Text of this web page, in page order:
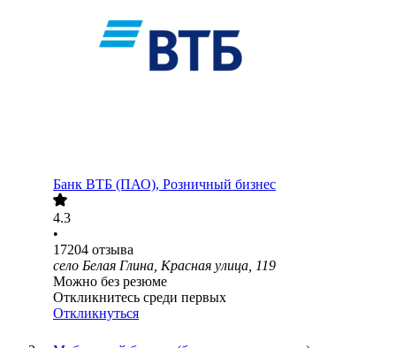
Банк ВТБ (ПАО), Розничный бизнес
4.3
•
17204 отзыва
село Белая Глина, Красная улица, 119
Можно без резюме
Откликнитесь среди первых
Откликнуться